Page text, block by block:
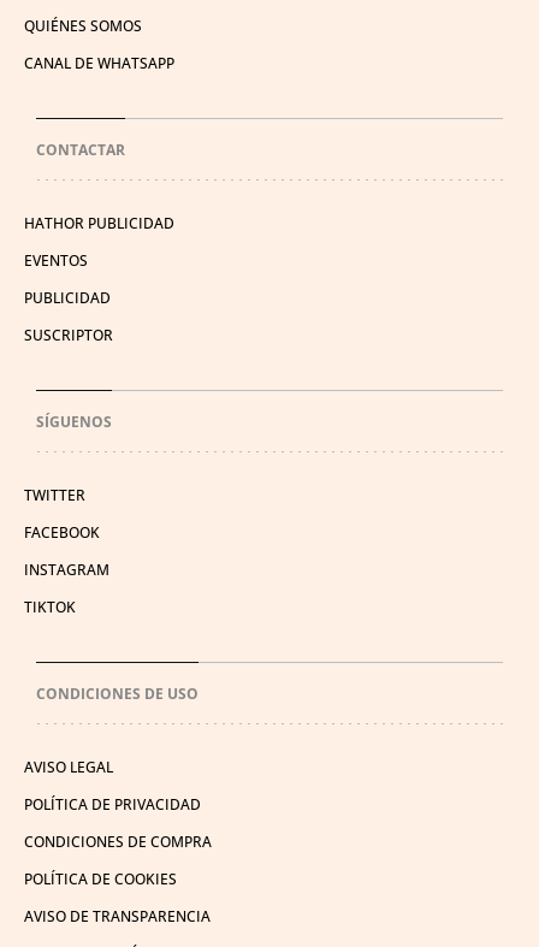
QUIÉNES SOMOS
CANAL DE WHATSAPP
CONTACTAR
HATHOR PUBLICIDAD
EVENTOS
PUBLICIDAD
SUSCRIPTOR
SÍGUENOS
TWITTER
FACEBOOK
INSTAGRAM
TIKTOK
CONDICIONES DE USO
AVISO LEGAL
POLÍTICA DE PRIVACIDAD
CONDICIONES DE COMPRA
POLÍTICA DE COOKIES
AVISO DE TRANSPARENCIA